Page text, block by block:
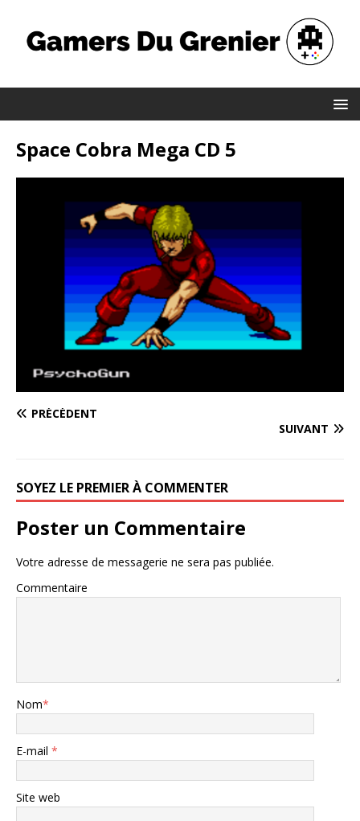
Space Cobra Mega CD 5
PRÉCÉDENT
SUIVANT
SOYEZ LE PREMIER À COMMENTER
Poster un Commentaire
Votre adresse de messagerie ne sera pas publiée.
Commentaire
Nom*
E-mail *
Site web